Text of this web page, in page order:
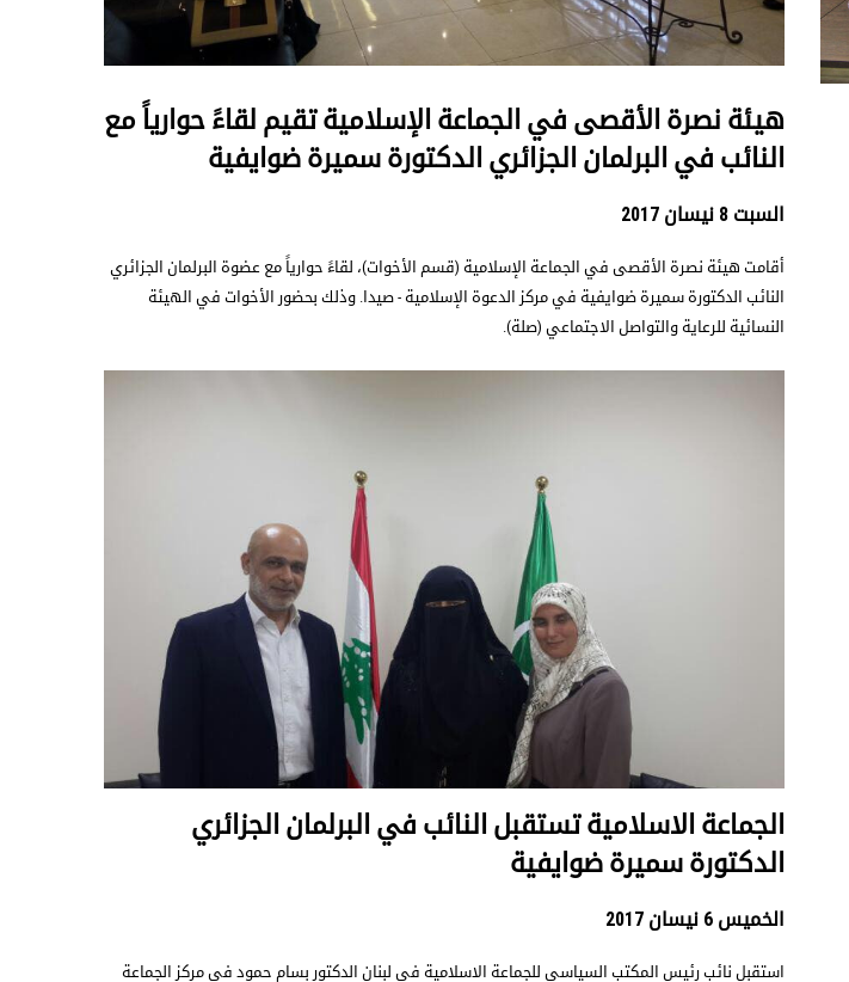
هيئة نصرة الأقصى في الجماعة الإسلامية تقيم لقاءً حوارياً مع
النائب في البرلمان الجزائري الدكتورة سميرة ضوايفية
السبت 8 نيسان 2017
أقامت هيئة نصرة الأقصى في الجماعة الإسلامية (قسم الأخوات)، لقاءً حوارياً مع عضوة البرلمان الجزائري
النائب الدكتورة سميرة ضوايفية في مركز الدعوة الإسلامية - صيدا. وذلك بحضور الأخوات في الهيئة
النسائية للرعاية والتواصل الاجتماعي (صلة).
الجماعة الاسلامية تستقبل النائب في البرلمان الجزائري
الدكتورة سميرة ضوايفية
الخميس 6 نيسان 2017
استقبل نائب رئيس المكتب السياسي للجماعة الاسلامية في لبنان الدكتور بسام حمود في مركز الجماعة